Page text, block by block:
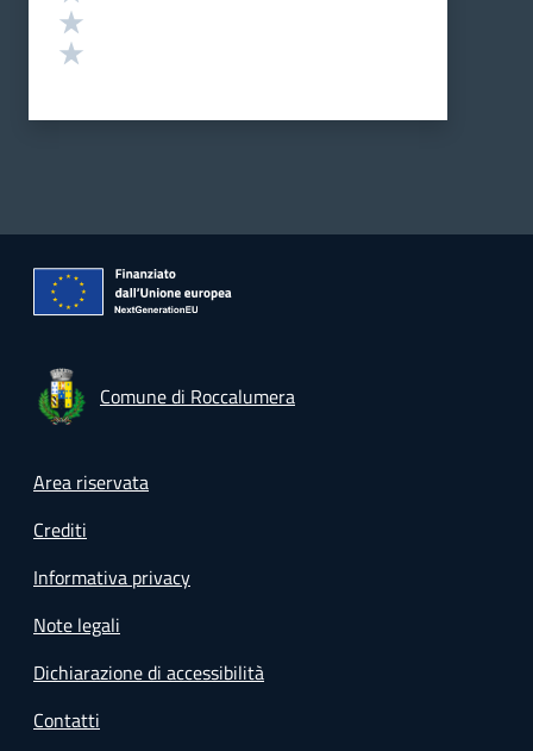
Comune di Roccalumera
Footer menu
Area riservata
Crediti
Informativa privacy
Note legali
Dichiarazione di accessibilità
Contatti